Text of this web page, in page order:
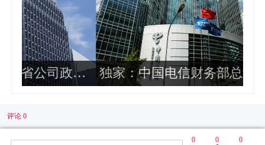
独家：中国电信财务部总经理周响华
评论 0
0 0 0